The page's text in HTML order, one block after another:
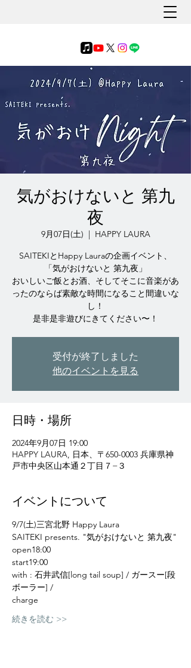
気がおけないと 第九
夜
9月07日(土)
  |
HAPPY LAURA
SAITEKIとHappy Lauraの企画イベント、
「気がおけないと 第九夜」
おいしいご飯とお酒、そしてそこに音楽があ
ったのならば素敵な時間になること間違いな
し！
是非是非遊びにきてください〜！
受付が終了しました
他のイベントを見る
日時・場所
2024年9月07日 19:00
HAPPY LAURA, 日本、〒650-0003 兵庫県神
戸市中央区山本通２丁目７−３
イベントについて
9/7(土)三宮北野 Happy Laura
SAITEKI presents. "気がおけないと 第九夜"
open18:00
start19:00
with : 石井武信[long tail soup] / ガースー[段
ボーラー] /
charge
続きを読む >>